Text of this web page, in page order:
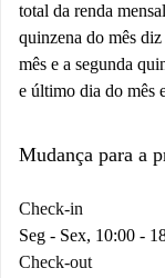
total da renda
quinzena do mês
mês e a segunda
e último dia do mês
Mudança para a
Check-in
Seg - Sex, 10:00 -
Check-out